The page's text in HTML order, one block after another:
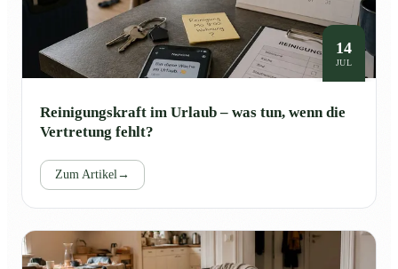
14
JUL
Reinigungskraft im Urlaub – was tun, wenn die
Vertretung fehlt?
Zum Artikel→